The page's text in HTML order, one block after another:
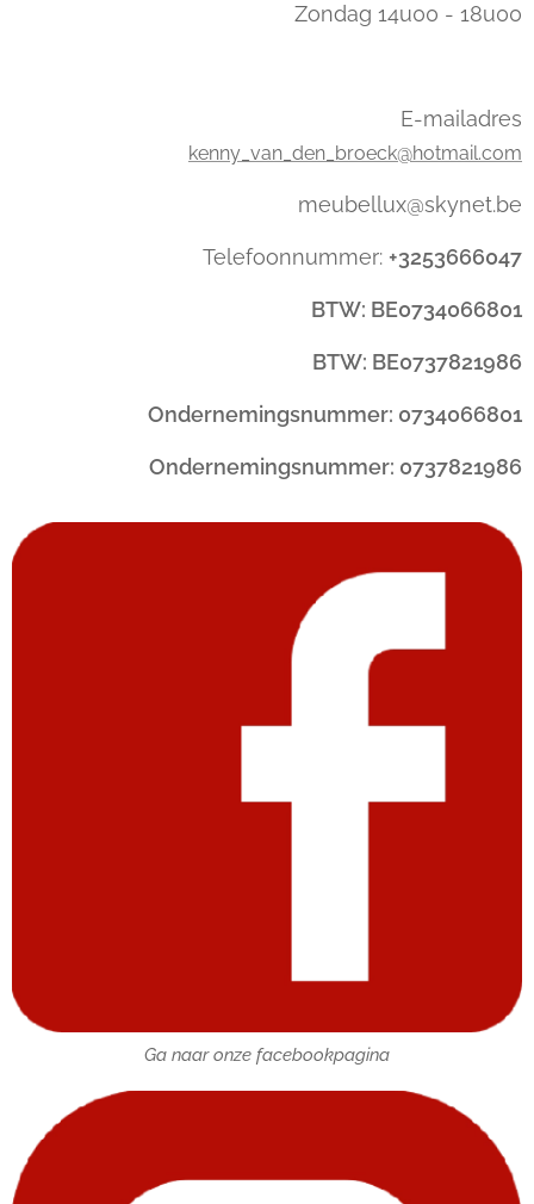
Zondag 14u00 - 18u00
E-mailadres
kenny_van_den_broeck@hotmail.com
meubellux@skynet.be
Telefoonnummer: +3253666047
BTW: BE0734066801
BTW: BE0737821986
Ondernemingsnummer: 0734066801
Ondernemingsnummer: 0737821986
Ga naar onze facebookpagina